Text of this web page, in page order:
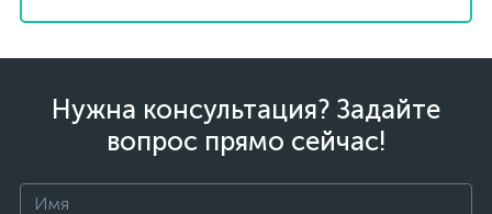
Нужна консультация? Задайте
вопрос прямо сейчас!